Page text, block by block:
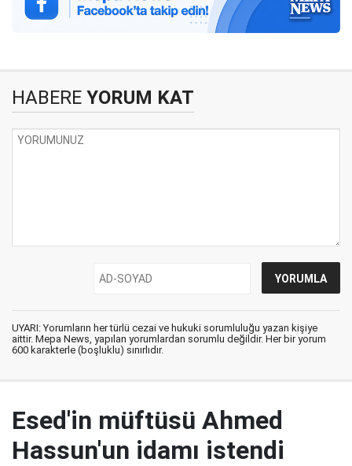
HABERE YORUM KAT
UYARI: Yorumların her türlü cezai ve hukuki sorumluluğu yazan kişiye
aittir. Mepa News, yapılan yorumlardan sorumlu değildir. Her bir yorum
600 karakterle (boşluklu) sınırlıdır.
Esed'in müftüsü Ahmed
Hassun'un idamı istendi